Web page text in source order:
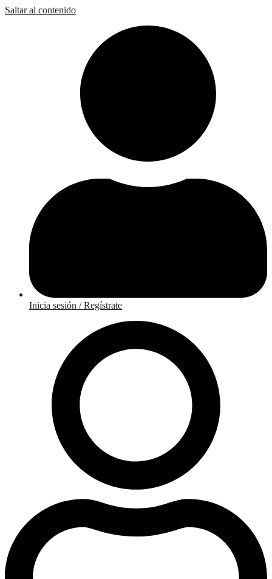
Saltar al contenido
Inicia sesión / Regístrate